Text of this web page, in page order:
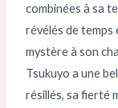
combinées à sa
révélés de
mystère à son
Tsukuyo a une
résillés, sa fierté